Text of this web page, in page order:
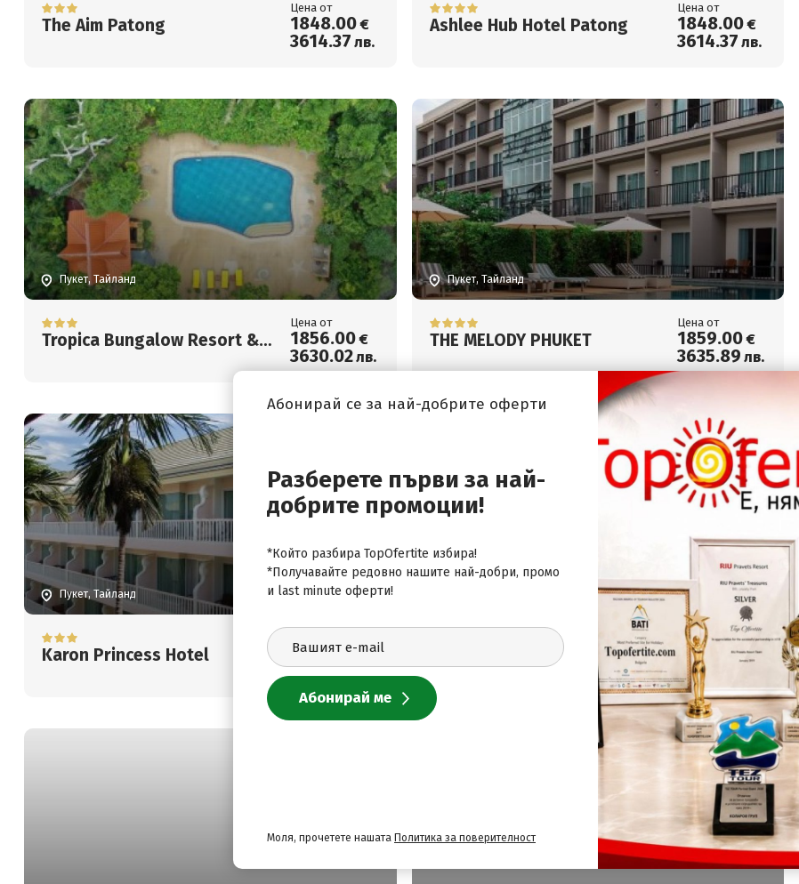
The Aim Patong
Цена от
1848.00€
3614.37лв.
Ashlee Hub Hotel Patong
Цена от
1848.00€
3614.37 лв.
Пукет, Тайланд
Tropica Bungalow Resort &
Цена от
1856.00€
3630.02лв.
Пукет, Тайланд
THE MELODY PHUKET
Цена от
1859.00€
3635.89 лв.
Пукет, Тайланд
Karon Princess Hotel 1871.50€
3660.34лв.
Kata Poolside Resort
Цена от
1871 .50€
3660
Абонирай се за най-добрите оферти
Разберете първи за най-
добрите промоции!
*Който разбира TopOfertite избира!
*Получавайте редовно нашите най-добри, промо
и last minute оферти!
Моля, прочетете нашата Политика за поверителност